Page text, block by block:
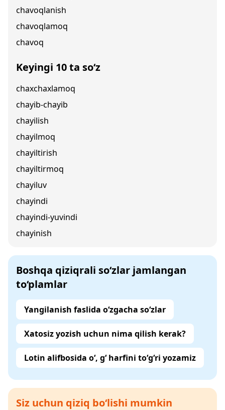
chavoqlanish
chavoqlamoq
chavoq
Keyingi 10 ta so‘z
chaxchaxlamoq
chayib-chayib
chayilish
chayilmoq
chayiltirish
chayiltirmoq
chayiluv
chayindi
chayindi-yuvindi
chayinish
Boshqa qiziqrali so‘zlar jamlangan
to‘plamlar
Yangilanish faslida o‘zgacha so‘zlar
Xatosiz yozish uchun nima qilish kerak?
Lotin alifbosida o‘, g‘ harfini to‘g‘ri yozamiz
Siz uchun qiziq bo‘lishi mumkin